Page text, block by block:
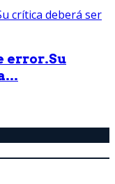
error.Su